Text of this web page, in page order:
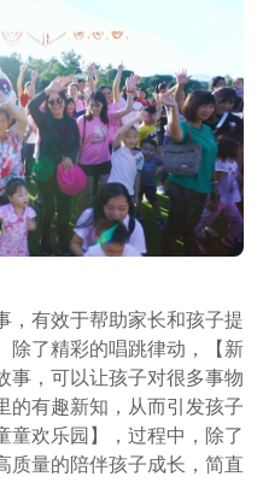
，有效于帮助家长和孩子提
除了精彩的唱跳律动，【新
事，可以让孩子对很多事物
的有趣新知，从而引发孩子
童欢乐园】，过程中，除了
质量的陪伴孩子成长，简直